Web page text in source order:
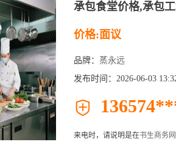
承包食堂价格,承包
价格:面议
品牌： 蒸永远
发布时间：2026-06-03

来电时，请说明是在书生商务网